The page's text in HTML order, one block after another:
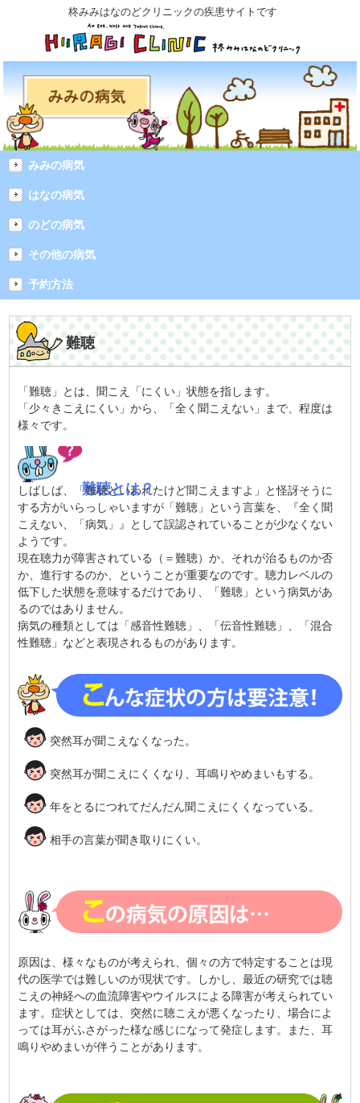
柊みみはなのどクリニックの疾患サイトです
みみの病気
はなの病気
のどの病気
その他の病気
予約方法
難聴
「難聴」とは、聞こえ「にくい」状態を指します。
「少々きこえにくい」から、「全く聞こえない」まで、程度は
様々です。
難聴とは？
しばしば、「難聴といわれたけど聞こえますよ」と怪訝そうに
する方がいらっしゃいますが「難聴」という言葉を、『全く聞
こえない、「病気」』として誤認されていることが少なくない
ようです。
現在聴力が障害されている（＝難聴）か、それが治るものか否
か、進行するのか、ということが重要なのです。聴力レベルの
低下した状態を意味するだけであり、「難聴」という病気があ
るのではありません。
病気の種類としては「感音性難聴」、「伝音性難聴」、「混合
性難聴」などと表現されるものがあります。
突然耳が聞こえなくなった。
突然耳が聞こえにくくなり、耳鳴りやめまいもする。
年をとるにつれてだんだん聞こえにくくなっている。
相手の言葉が聞き取りにくい。
原因は、様々なものが考えられ、個々の方で特定することは現
代の医学では難しいのが現状です。しかし、最近の研究では聴
こえの神経への血流障害やウイルスによる障害が考えられてい
ます。症状としては、突然に聴こえが悪くなったり、場合によ
っては耳がふさがった様な感じになって発症します。また、耳
鳴りやめまいが伴うことがあります。